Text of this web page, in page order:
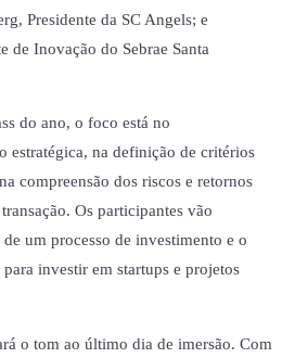
Presidente da SC Angels; e
de Inovação do Sebrae Santa
do ano, o foco está no
estratégica, na definição de critérios
compreensão dos riscos e retornos
Os participantes vão
de um processo de investimento e o
investir em startups e projetos
o tom ao último dia de imersão. Com